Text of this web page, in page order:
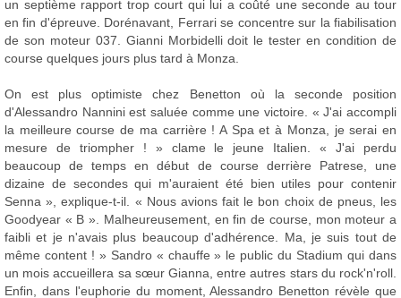
un septième rapport trop court qui lui a coûté une seconde au tour
en fin d'épreuve. Dorénavant, Ferrari se concentre sur la fiabilisation
de son moteur 037. Gianni Morbidelli doit le tester en condition de
course quelques jours plus tard à Monza.
On est plus optimiste chez Benetton où la seconde position
d'Alessandro Nannini est saluée comme une victoire. « J'ai accompli
la meilleure course de ma carrière ! A Spa et à Monza, je serai en
mesure de triompher ! » clame le jeune Italien. « J'ai perdu
beaucoup de temps en début de course derrière Patrese, une
dizaine de secondes qui m'auraient été bien utiles pour contenir
Senna », explique-t-il. « Nous avions fait le bon choix de pneus, les
Goodyear « B ». Malheureusement, en fin de course, mon moteur a
faibli et je n'avais plus beaucoup d'adhérence. Ma, je suis tout de
même content ! » Sandro « chauffe » le public du Stadium qui dans
un mois accueillera sa sœur Gianna, entre autres stars du rock'n'roll.
Enfin, dans l'euphorie du moment, Alessandro Benetton révèle que